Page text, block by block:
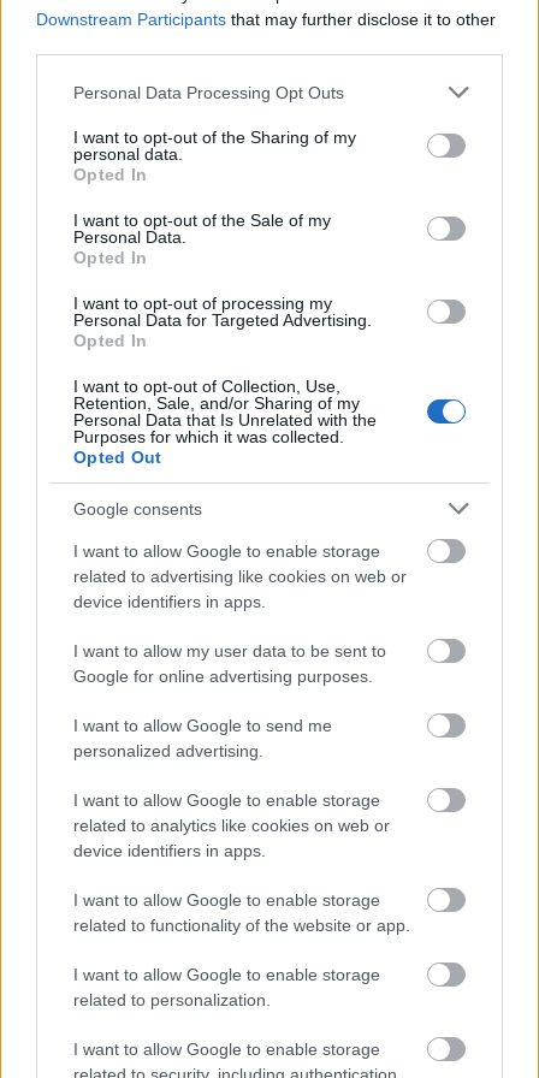
Downstream Participants that may further disclose it to other
Please note that this website/app uses one or more Google
not limited to your visit or usage behaviour. You may click to
grant or deny consent to Google and its third-party tags to
use your data for below specified purposes in below Google
consent section.
Personal Data Processing Opt Outs
I want to opt-out of the Sharing of my
personal data.
Opted In
I want to opt-out of the Sale of my
Personal Data.
Opted In
I want to opt-out of processing my
Personal Data for Targeted Advertising.
Opted In
I want to opt-out of Collection, Use,
Retention, Sale, and/or Sharing of my
Personal Data that Is Unrelated with the
Purposes for which it was collected.
Opted Out
Google consents
I want to allow Google to enable storage
related to advertising like cookies on web or
device identifiers in apps.
I want to allow my user data to be sent to
Google for online advertising purposes.
I want to allow Google to send me
personalized advertising.
I want to allow Google to enable storage
related to analytics like cookies on web or
device identifiers in apps.
I want to allow Google to enable storage
related to functionality of the website or app.
I want to allow Google to enable storage
related to personalization.
I want to allow Google to enable storage
Kizsákmányolt munkavállalóknak remek, orvosi
Akcióban16 dollár.
Who killed Bambi?
Divat: Fuck The Past, Fuck The
Future
•2012. február 08.